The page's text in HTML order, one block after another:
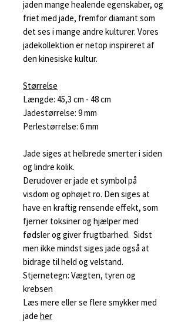
jaden mange healende egenskaber, og
friet med jade, fremfor diamant som
det ses i mange andre kulturer. Vores
jadekollektion er netop inspireret af
den kinesiske kultur.
Størrelse
Længde: 45,3 cm - 48 cm
Jadestørrelse: 9 mm
Perlestørrelse: 6 mm
Jade siges at helbrede smerter i siden
og lindre kolik.
Derudover er jade et symbol på
visdom og ophøjet ro. Den siges at
have en kraftig rensende effekt, som
fjerner toksiner og hjælper med
fødsler og giver frugtbarhed. Sidst
men ikke mindst siges jade også at
bidrage til held og velstand.
Stjernetegn: Vægten, tyren og
krebsen
Læs mere eller se flere smykker med
jade her